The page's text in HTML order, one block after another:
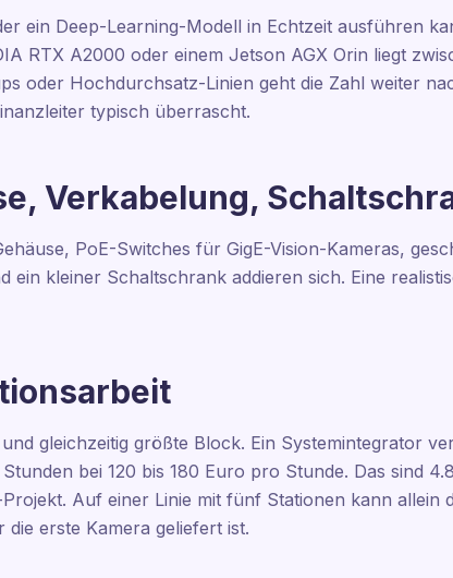
ein Deep-Learning-Modell in Echtzeit ausführen
RTX A2000 oder einem Jetson AGX Orin liegt
oder Hochdurchsatz-Linien geht die Zahl weiter
typisch überrascht.
Verkabelung,
PoE-Switches für GigE-Vision-Kameras,
ein kleiner Schaltschrank addieren sich. Eine
gleichzeitig größte Block. Ein Systemintegrator
bei 120 bis 180 Euro pro Stunde. Das sind
Auf einer Linie mit fünf Stationen kann allein
die erste Kamera geliefert ist.